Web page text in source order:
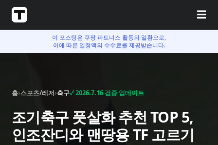
☰
이 포스팅은 쿠팡 파트너스 활동의 일환으로,
이에 따른 일정액의 수수료를 제공받습니다.
홈›스포츠/레저›축구✓2026.7.16 검증 업데이트
조기축구 풋살화 추천 TOP 5,
인조잔디와 맨땅용 TF 고르기